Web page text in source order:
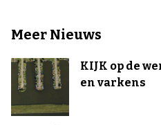
Meer Nieuws
KIJK op de
en varkens